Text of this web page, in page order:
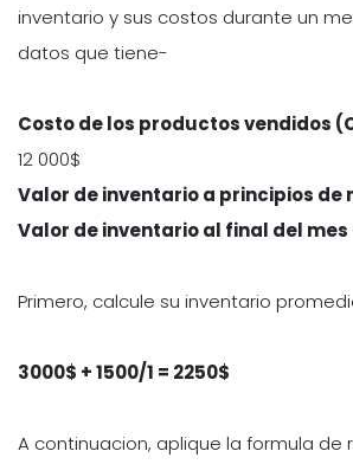
inventario y sus costos durante un
datos que tiene-
Costo de los productos vendidos
12 000$
Valor de inventario a principios de
Valor de inventario al final del mes
Primero, calcule su inventario
3000$ + 1500/1 = 2250$
A continuacion, aplique la formula de